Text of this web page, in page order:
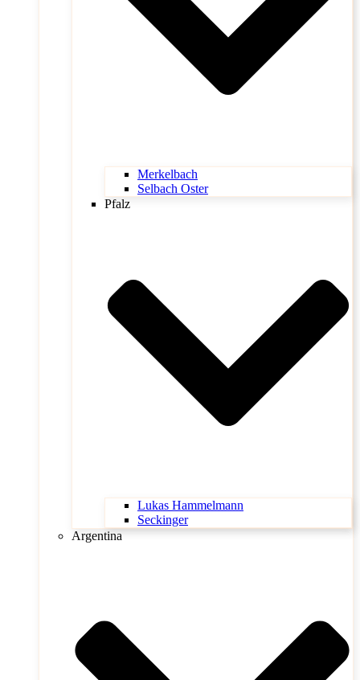
Merkelbach
Selbach Oster
Pfalz
Lukas Hammelmann
Seckinger
Argentina